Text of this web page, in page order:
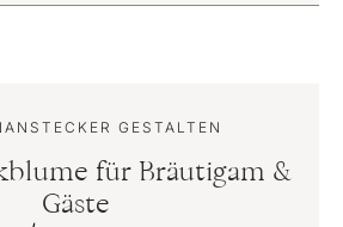
GESTALTEN
für Bräutigam &
Gäste